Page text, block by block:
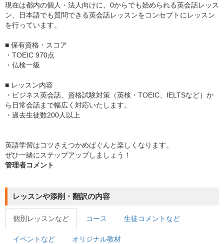
現在は都内の個人・法人向けに、0からでも始められる英会話レッス
ン、日本語でも質問できる英会話レッスンをコンセプトにレッスン
を行っています。
■ 保有資格・スコア
・TOEIC 970点
・仏検一級
■ レッスン内容
・ビジネス英会話、資格試験対策（英検・TOEIC、IELTSなど）か
ら日常会話まで幅広く対応いたします。
・過去生徒数200人以上
英語学習はコツさえつかめばぐんと楽しくなります。
ぜひ一緒にステップアップしましょう！
管理者コメント
レッスンや添削・翻訳の内容
個別レッスンなど コース 生徒コメントなど
イベントなど オリジナル教材